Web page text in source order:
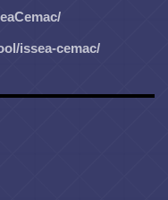
issea-cemac/